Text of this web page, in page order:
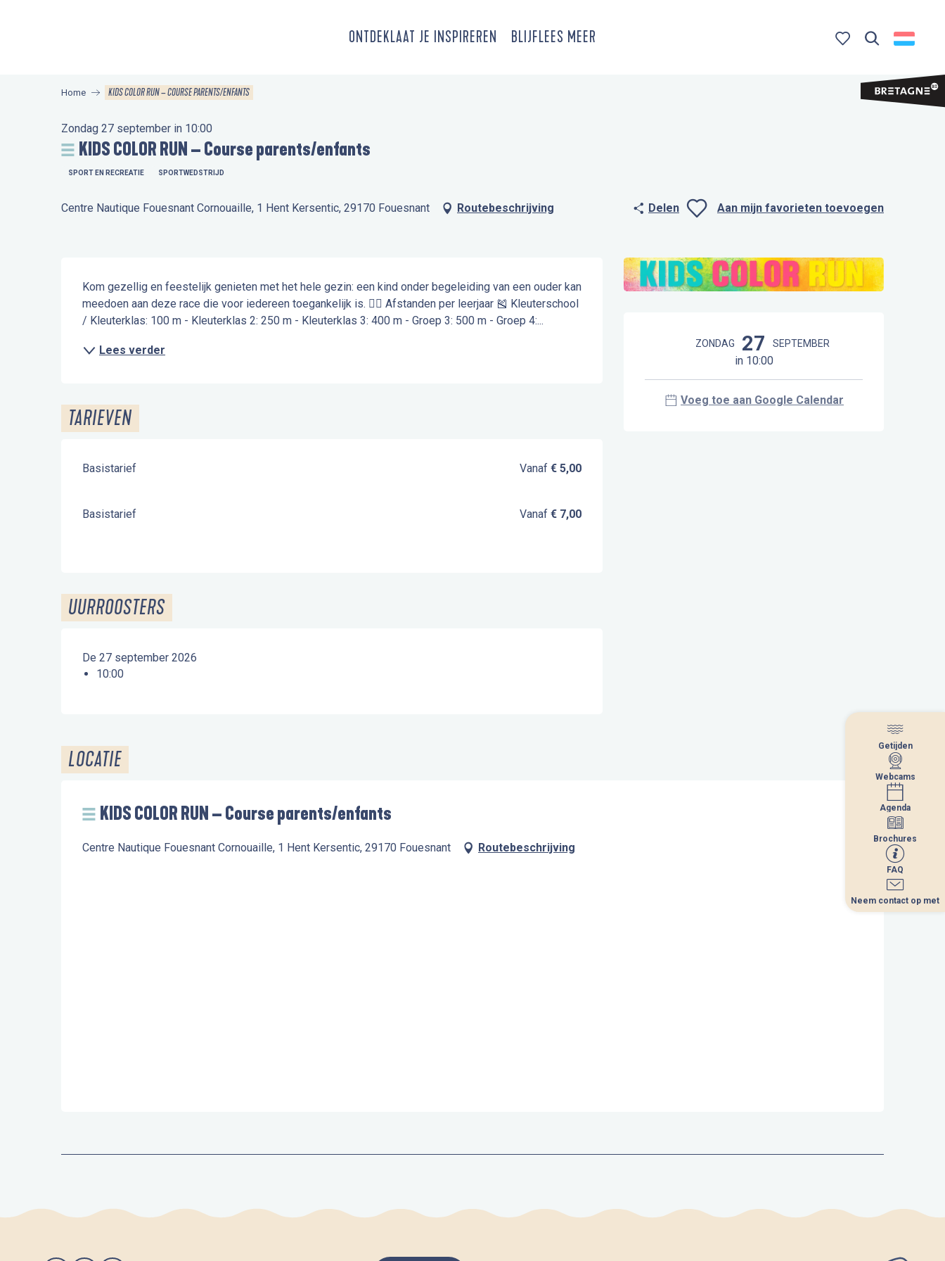
ONTDEKLAAT JE INSPIREREN BLIJFLEES MEER
Getijden
Webcams
Agenda
Brochures
FAQ
Neem contact op met
Home KIDS COLOR RUN – COURSE PARENTS/ENFANTS
Zondag 27 september in 10:00
KIDS COLOR RUN – Course parents/enfants
SPORT EN RECREATIE SPORTWEDSTRIJD
Centre Nautique Fouesnant Cornouaille, 1 Hent Kersentic, 29170 Fouesnant Routebeschrijving Delen Aan mijn favorieten toevoegen
Openingstijden en
ZONDAG 27 SEPTEMBER
in 10:00
Voeg toe aan Google Calendar
Beschrijving
Kom gezellig en feestelijk genieten met het hele gezin: een kind onder begeleiding van een ouder kan
meedoen aan deze race die voor iedereen toegankelijk is. 🏃‍♂️ Afstanden per leerjaar 🎽 Kleuterschool
/ Kleuterklas: 100 m - Kleuterklas 2: 250 m - Kleuterklas 3: 400 m - Groep 3: 500 m - Groep 4:...
Lees verder
TARIEVEN
Basistarief Vanaf€ 5,00
Basistarief Vanaf€ 7,00
UURROOSTERS
De 27 september 2026
10:00
LOCATIE
KIDS COLOR RUN – Course parents/enfants
Centre Nautique Fouesnant Cornouaille, 1 Hent Kersentic, 29170 Fouesnant Routebeschrijving